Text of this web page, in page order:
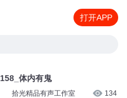
打开APP
158_体内有鬼
拾光精品有声工作室 134